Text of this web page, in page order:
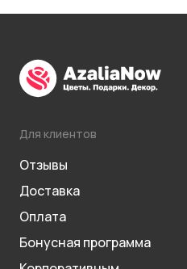
Для клиентов
Отзывы
Доставка
Оплата
Бонусная программа